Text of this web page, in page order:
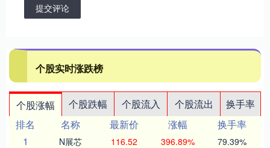
提交评论
个股实时涨跌榜
个股涨幅 个股跌幅 个股流入 个股流出
换手率
排名
名称 最新价 涨幅
换手率
1
N展芯 116.52 396.89% 79.39%